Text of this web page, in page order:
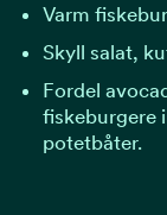
Varm
Skyll salat,
Fordel
fiskeburgere
potetbåter.